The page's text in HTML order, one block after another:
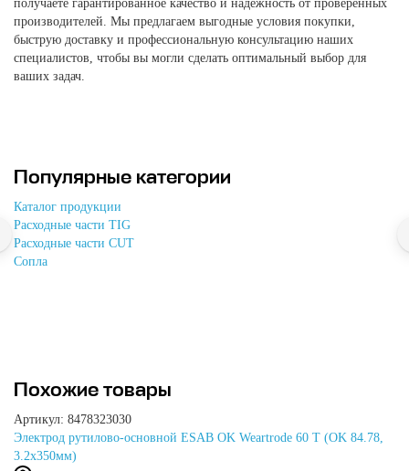
получаете гарантированное качество и надежность от проверенных
производителей. Мы предлагаем выгодные условия покупки,
быструю доставку и профессиональную консультацию наших
специалистов, чтобы вы могли сделать оптимальный выбор для
ваших задач.
Популярные категории
Каталог продукции
Расходные части TIG
Расходные части CUT
Сопла
Похожие товары
Артикул: 8478323030
Электрод рутилово-основной ESAB OK Weartrode 60 T (OK 84.78,
3.2x350мм)